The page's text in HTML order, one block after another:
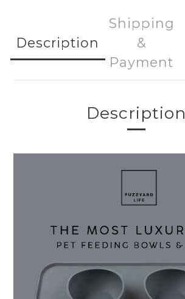
Description
Shipping
&
Payment
Description